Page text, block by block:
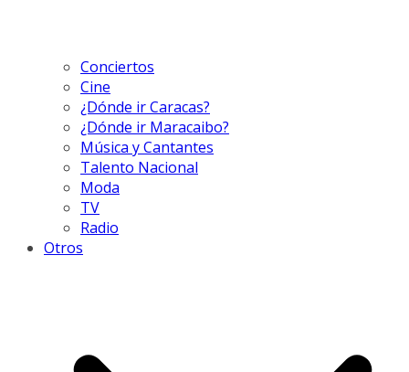
Conciertos
Cine
¿Dónde ir Caracas?
¿Dónde ir Maracaibo?
Música y Cantantes
Talento Nacional
Moda
TV
Radio
Otros